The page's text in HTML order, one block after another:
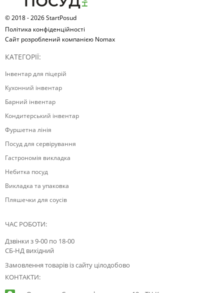
© 2018 - 2026 StartPosud
Політика конфіденційності
Сайт розроблений компанією Nomax
КАТЕГОРІЇ:
Інвентар для піцерій
Кухонний інвентар
Барний інвентар
Кондитерський інвентар
Фуршетна лінія
Посуд для сервірування
Гастрономія викладка
Небитка посуд
Викладка та упаковка
Пляшечки для соусів
ЧАС РОБОТИ:
Дзвінки з 9-00 по 18-00
СБ-НД вихідний
Замовлення товарів із сайту цілодобово
КОНТАКТИ: